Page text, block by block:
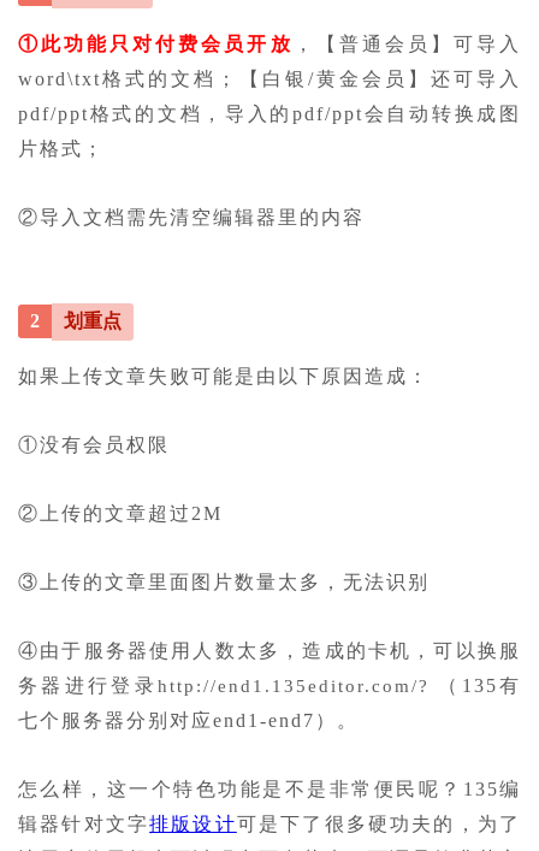
①此功能只对付费会员开放 ，【普通会员】可导入
word\txt格式的文档；【白银/黄金会员】还可导入
pdf/ppt格式的文档，导入的pdf/ppt会自动转换成图
片格式；
②导入文档需先清空编辑器里的内容
2 划重点
如果上传文章失败可能是由以下原因造成：
①没有会员权限
②上传的文章超过2M
③上传的文章里面图片数量太多，无法识别
④由于服务器使用人数太多，造成的卡机，可以换服
务器进行登录http://end1.135editor.com/?
（135有
七个服务器分别对应end1-end7）。
怎么样，这一个特色功能是不是非常便民呢？135编
辑器针对文字排版设计可是下了很多硬功夫的，为了